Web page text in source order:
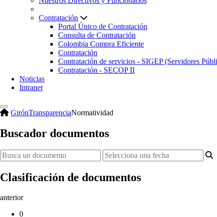
Contratación
Portal Único de Contratación
Consulta de Contratación
Colombia Compra Eficiente
Contratación
Contratación de servicios - SIGEP (Servidores
Contratación - SECOP II
Noticias
Intranet
GirónTransparenciaNormatividad
Buscador documentos
Clasificación de documentos
anterior
0